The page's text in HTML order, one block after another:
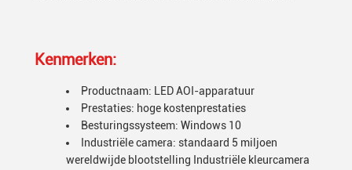
Kenmerken:
Productnaam: LED AOI-apparatuur
Prestaties: hoge kostenprestaties
Besturingssysteem: Windows 10
Industriële camera: standaard 5 miljoen
wereldwijde blootstelling Industriële kleurcamera